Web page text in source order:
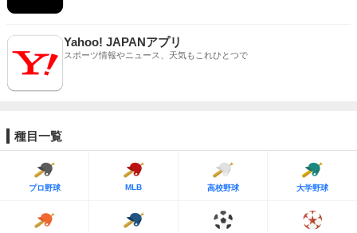
Yahoo! JAPANアプリ
スポーツ情報やニュース、天気もこれひとつで
種目一覧
プロ野球 MLB 高校野球 大学野球